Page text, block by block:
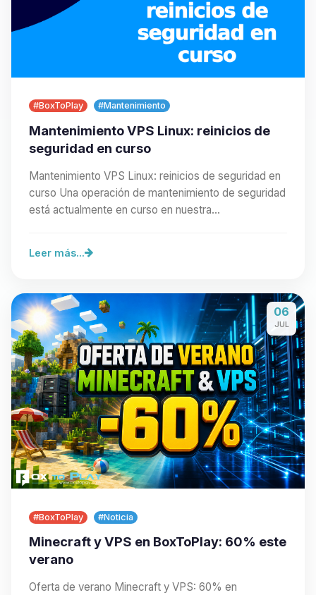
#BoxToPlay #Mantenimiento
Mantenimiento VPS Linux: reinicios de
seguridad en curso
Mantenimiento VPS Linux: reinicios de seguridad en
curso Una operación de mantenimiento de seguridad
está actualmente en curso en nuestra…
Leer más...
06
JUL
#BoxToPlay #Noticia
Minecraft y VPS en BoxToPlay: 60% este
verano
Oferta de verano Minecraft y VPS: 60% en